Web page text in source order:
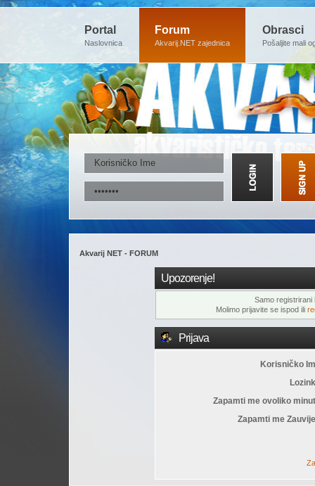
Portal
Naslovnica
Forum
Akvarij.NET zajednica
Obrasci
Pošaljite mali
Akvarij NET - FORUM
Upozorenje!
Samo registrirani
Molimo prijavite se ispod ili
Prijava
Korisničko
Zapamti me ovoliko
Zapamti me